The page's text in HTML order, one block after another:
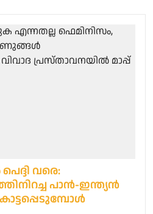
വരെ:
പാന്‍-ഇന്ത്യന്‍